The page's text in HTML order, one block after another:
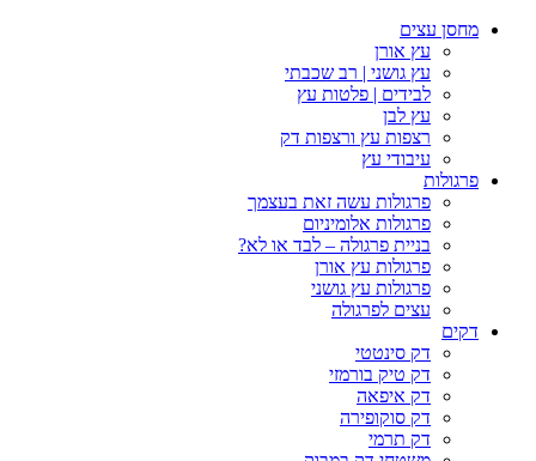
מחסן עצים
עץ אורן
עץ גושני | רב שכבתי
לבידים | פלטות עץ
עץ לבן
רצפות עץ ורצפות דק
עיבודי עץ
פרגולות
פרגולות עשה זאת בעצמך
פרגולות אלומיניום
בניית פרגולה – לבד או לא?
פרגולות עץ אורן
פרגולות עץ גושני
עצים לפרגולה
דקים
דק סינטטי
דק טיק בורמזי
דק איפאה
דק סוקופירה
דק תרמי